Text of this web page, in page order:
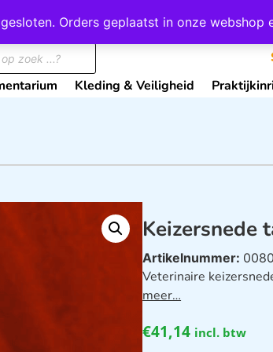
Orders geplaatst in onze
Kleding & Veiligheid
Keizersnede
Artikelnummer:
Veterinaire
meer…
€41,14 incl. btw